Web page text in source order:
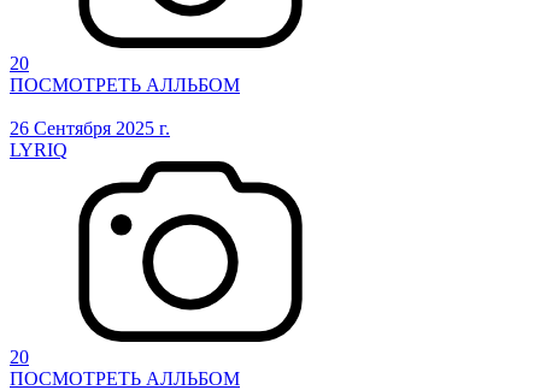
20
ПОСМОТРЕТЬ АЛЛЬБОМ
26 Сентября 2025 г.
LYRIQ
20
ПОСМОТРЕТЬ АЛЛЬБОМ